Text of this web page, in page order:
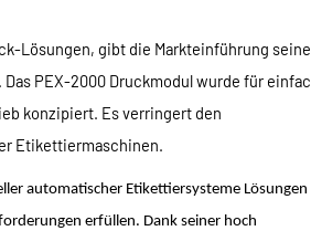
Lösungen, gibt die Markteinführung
PEX-2000 Druckmodul wurde für
konzipiert. Es verringert den
Etikettiermaschinen.
automatischer Etikettiersysteme Lösungen
erfüllen. Dank seiner hoch